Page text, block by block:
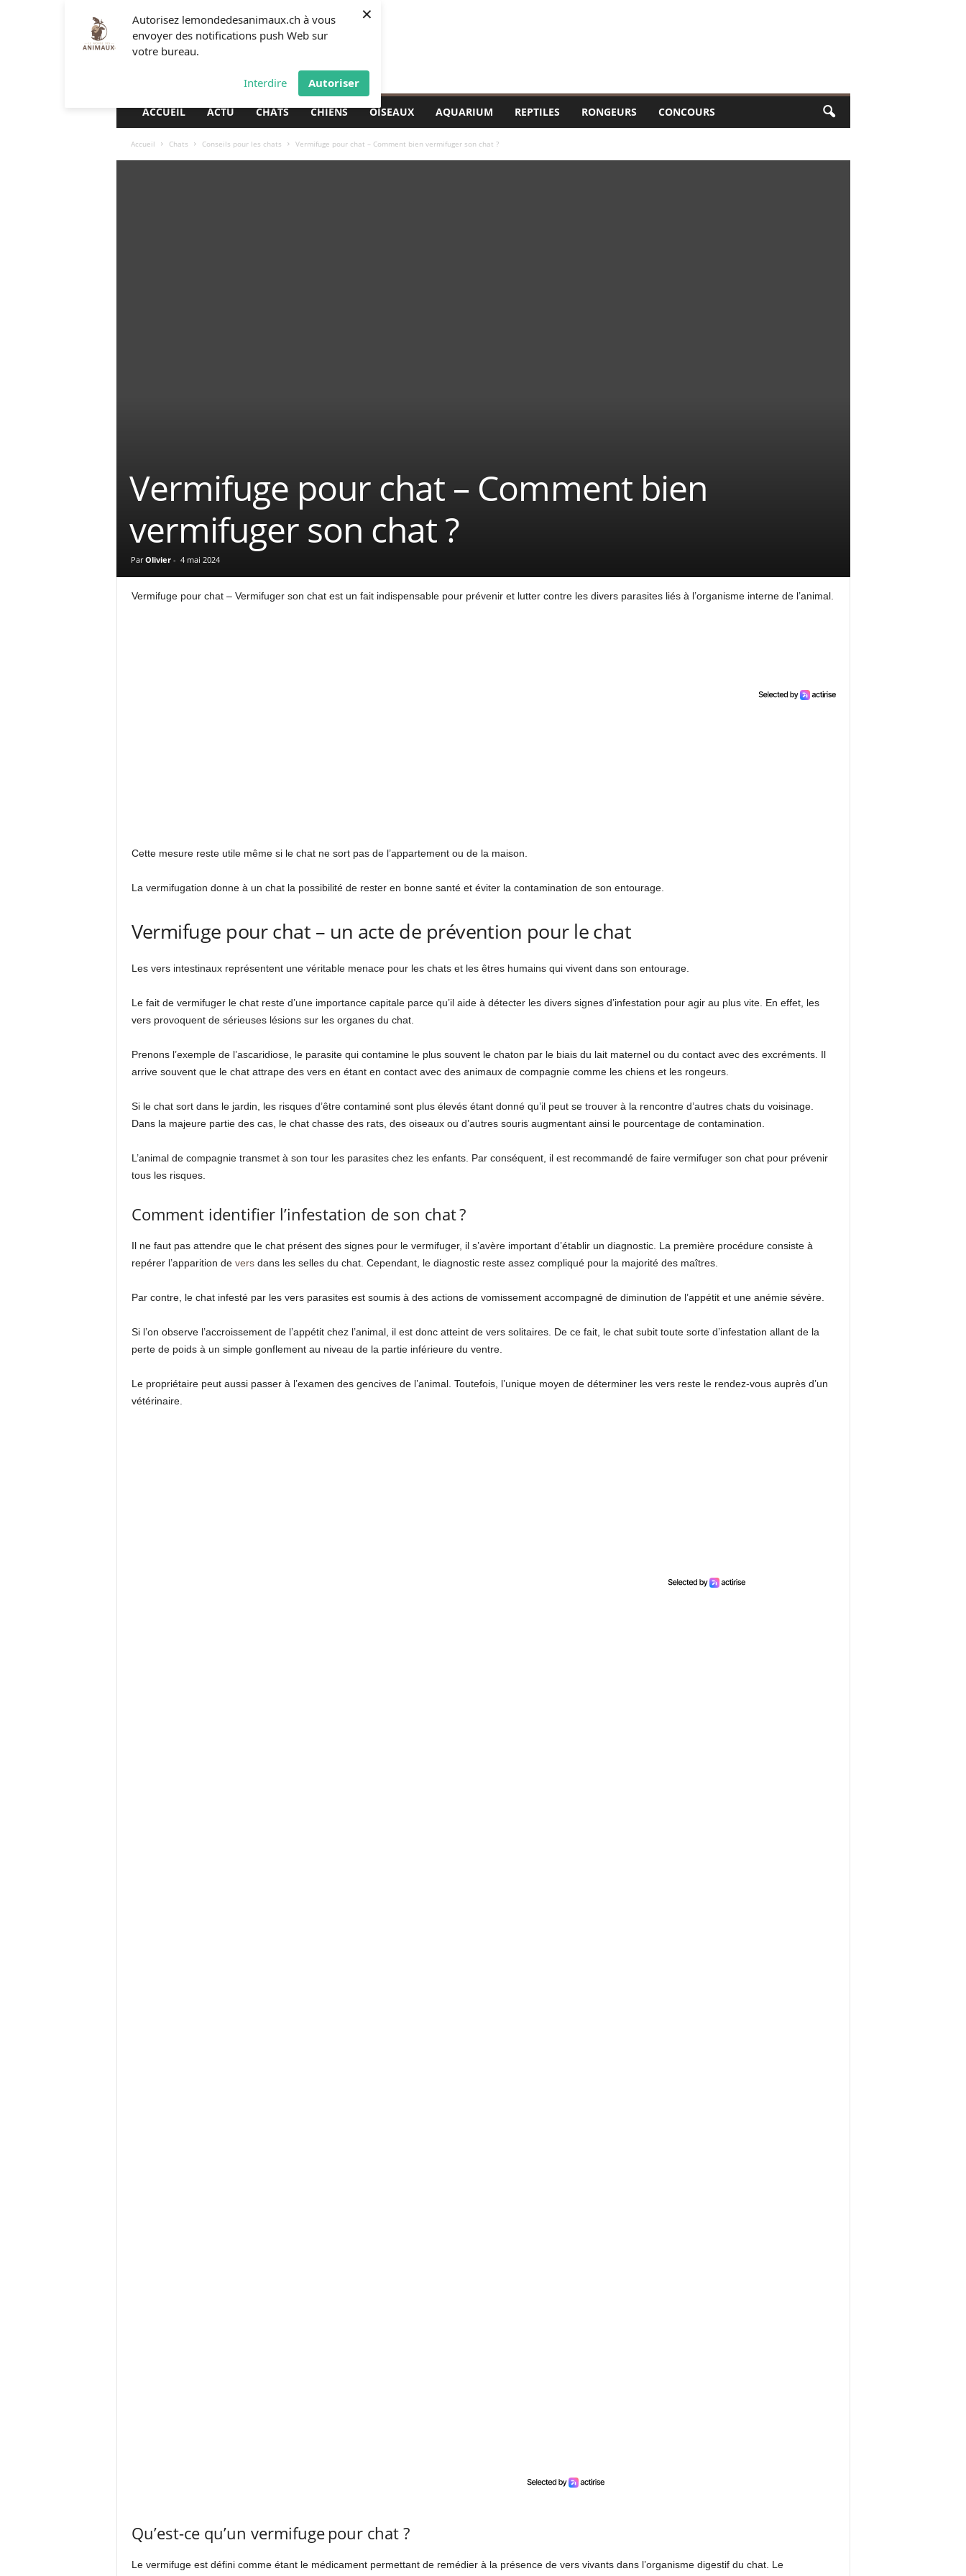
Autorisez lemondedesanimaux.ch à vous
envoyer des notifications push Web sur
votre bureau.
Interdire Autoriser
×
a
ACCUEIL ACTU CHATS CHIENS OISEAUX AQUARIUM REPTILES RONGEURS CONCOURS
Accueil Chats Conseils pour les chats Vermifuge pour chat – Comment bien vermifuger son chat ?
Vermifuge pour chat – Comment bien
vermifuger son chat ?
Par Olivier - 4 mai 2024
Vermifuge pour chat – Vermifuger son chat est un fait indispensable pour prévenir et lutter contre les divers parasites liés à l’organisme interne de l’animal.
Cette mesure reste utile même si le chat ne sort pas de l’appartement ou de la maison.
La vermifugation donne à un chat la possibilité de rester en bonne santé et éviter la contamination de son entourage.
Vermifuge pour chat – un acte de prévention pour le chat
Les vers intestinaux représentent une véritable menace pour les chats et les êtres humains qui vivent dans son entourage.
Le fait de vermifuger le chat reste d’une importance capitale parce qu’il aide à détecter les divers signes d’infestation pour agir au plus vite. En effet, les
vers provoquent de sérieuses lésions sur les organes du chat.
Prenons l’exemple de l’ascaridiose, le parasite qui contamine le plus souvent le chaton par le biais du lait maternel ou du contact avec des excréments. Il
arrive souvent que le chat attrape des vers en étant en contact avec des animaux de compagnie comme les chiens et les rongeurs.
Si le chat sort dans le jardin, les risques d’être contaminé sont plus élevés étant donné qu’il peut se trouver à la rencontre d’autres chats du voisinage.
Dans la majeure partie des cas, le chat chasse des rats, des oiseaux ou d’autres souris augmentant ainsi le pourcentage de contamination.
L’animal de compagnie transmet à son tour les parasites chez les enfants. Par conséquent, il est recommandé de faire vermifuger son chat pour prévenir
tous les risques.
Comment identifier l’infestation de son chat ?
Il ne faut pas attendre que le chat présent des signes pour le vermifuger, il s’avère important d’établir un diagnostic. La première procédure consiste à
repérer l’apparition de versdans les selles du chat. Cependant, le diagnostic reste assez compliqué pour la majorité des maîtres.
Par contre, le chat infesté par les vers parasites est soumis à des actions de vomissement accompagné de diminution de l’appétit et une anémie sévère.
Si l’on observe l’accroissement de l’appétit chez l’animal, il est donc atteint de vers solitaires. De ce fait, le chat subit toute sorte d’infestation allant de la
perte de poids à un simple gonflement au niveau de la partie inférieure du ventre.
Le propriétaire peut aussi passer à l’examen des gencives de l’animal. Toutefois, l’unique moyen de déterminer les vers reste le rendez-vous auprès d’un
vétérinaire.
Qu’est-ce qu’un vermifuge pour chat ?
Le vermifuge est défini comme étant le médicament permettant de remédier à la présence de vers vivants dans l’organisme digestif du chat. Le